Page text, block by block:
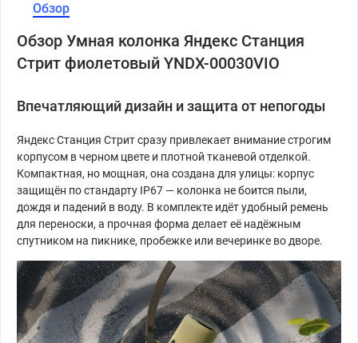
Обзор
Обзор Умная колонка Яндекс Станция
Стрит фиолетовый YNDX-00030VIO
Впечатляющий дизайн и защита от непогоды
Яндекс Станция Стрит сразу привлекает внимание строгим
корпусом в черном цвете и плотной тканевой отделкой.
Компактная, но мощная, она создана для улицы: корпус
защищён по стандарту IP67 — колонка не боится пыли,
дождя и падений в воду. В комплекте идёт удобный ремень
для переноски, а прочная форма делает её надёжным
спутником на пикнике, пробежке или вечеринке во дворе.